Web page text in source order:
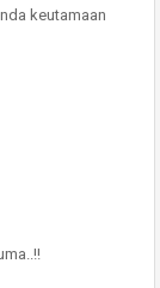
keutamaan